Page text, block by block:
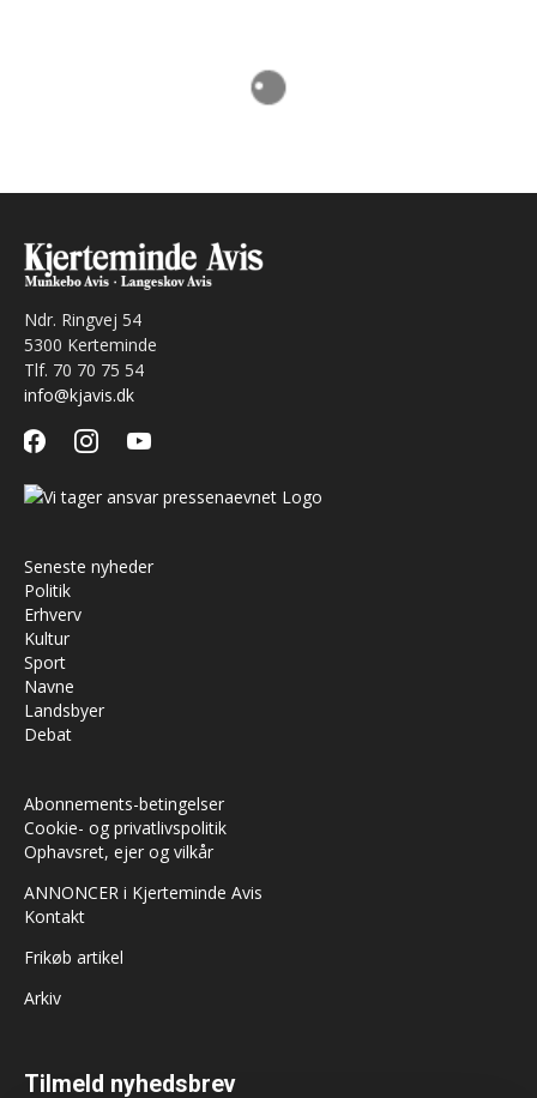
Ndr. Ringvej 54
5300 Kerteminde
Tlf. 70 70 75 54
info@kjavis.dk
facebookinstagramyoutube
Seneste nyheder
Politik
Erhverv
Kultur
Sport
Navne
Landsbyer
Debat
Abonnements-betingelser
Cookie- og privatlivspolitik
Ophavsret, ejer og vilkår
ANNONCER i Kjerteminde Avis
Kontakt
Frikøb artikel
Arkiv
Tilmeld nyhedsbrev